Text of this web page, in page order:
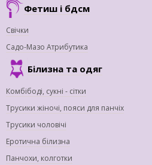
Фетиш і бдсм
Свічки
Садо-Мазо Атрибутика
Білизна та одяг
Комбібоді, сукні - сітки
Трусики жіночі, пояси для панчіх
Трусики чоловічі
Еротична білизна
Панчохи, колготки